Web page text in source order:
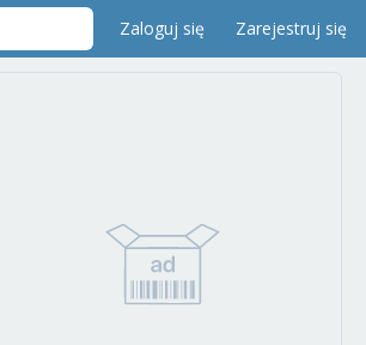
Zaloguj się Zarejestruj się